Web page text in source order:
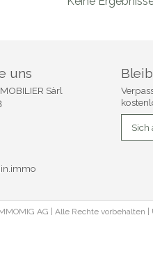
uns
Sàrl
Sich
AG | Alle Rechte vorbehalten |